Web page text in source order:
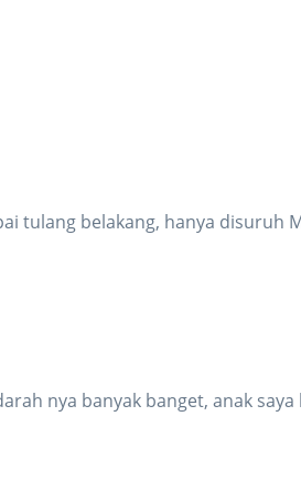
tulang belakang, hanya disuruh
nya banyak banget, anak